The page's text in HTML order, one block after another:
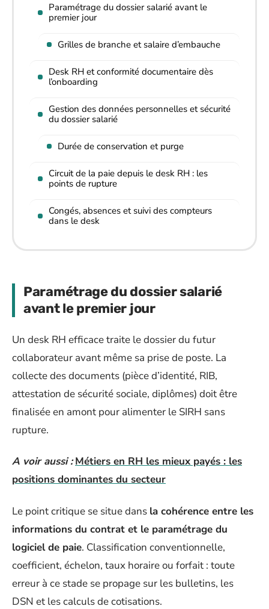
Paramétrage du dossier salarié avant le
premier jour
Grilles de branche et salaire d’embauche
Desk RH et conformité documentaire dès
l’onboarding
Gestion des données personnelles et sécurité
du dossier salarié
Durée de conservation et purge
Circuit de la paie depuis le desk RH : les
points de rupture
Congés, absences et suivi des compteurs
dans le desk
Paramétrage du dossier salarié
avant le premier jour
Un desk RH efficace traite le dossier du futur
collaborateur avant même sa prise de poste. La
collecte des documents (pièce d’identité, RIB,
attestation de sécurité sociale, diplômes) doit être
finalisée en amont pour alimenter le SIRH sans
rupture.
A voir aussi : Métiers en RH les mieux payés : les
positions dominantes du secteur
Le point critique se situe dans la cohérence entre les
informations du contrat et le paramétrage du
logiciel de paie. Classification conventionnelle,
coefficient, échelon, taux horaire ou forfait : toute
erreur à ce stade se propage sur les bulletins, les
DSN et les calculs de cotisations.